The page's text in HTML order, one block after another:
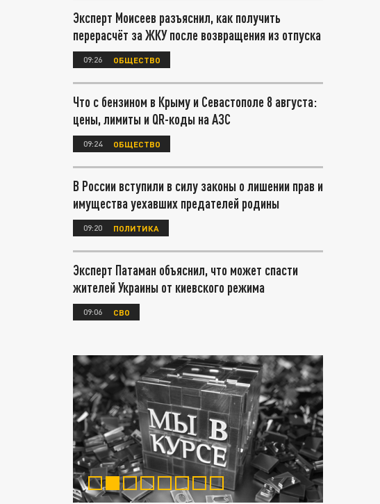
Эксперт Моисеев разъяснил, как получить
перерасчёт за ЖКУ после возвращения из отпуска
09:26 ОБЩЕСТВО
Что с бензином в Крыму и Севастополе 8 августа:
цены, лимиты и QR-коды на АЗС
09:24 ОБЩЕСТВО
В России вступили в силу законы о лишении прав и
имущества уехавших предателей родины
09:20 ПОЛИТИКА
Эксперт Патаман объяснил, что может спасти
жителей Украины от киевского режима
09:06 СВО